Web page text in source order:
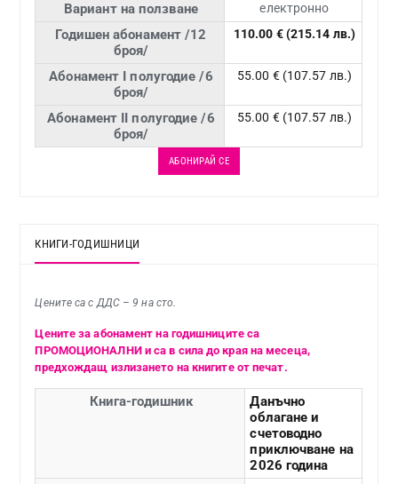
Вариант на ползване
електронно
Годишен абонамент /12
броя/
110.00 € (215.14 лв.)
Абонамент I полугодие /6
броя/
55.00 € (107.57 лв.)
Абонамент II полугодие /6
броя/
55.00 € (107.57 лв.)
АБОНИРАЙ СЕ
КНИГИ-ГОДИШНИЦИ
Цените са с ДДС – 9 на сто.
Цените за абонамент на годишниците са
ПРОМОЦИОНАЛНИ и са в сила до края на месеца,
предхождащ излизането на книгите от печат.
Книга-годишник
Данъчно
облагане и
счетоводно
приключване на
2026 година